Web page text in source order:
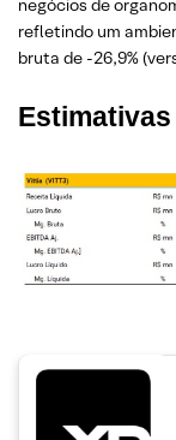
negócios de
refletindo um
bruta de -26,9%
Estimativas